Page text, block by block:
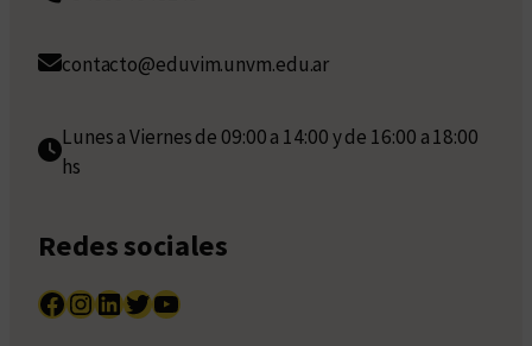
contacto@eduvim.unvm.edu.ar
Lunes a Viernes de 09:00 a 14:00 y de 16:00 a 18:00
hs
Redes sociales
Facebook InstagramLinkedIn Twitter YouTube